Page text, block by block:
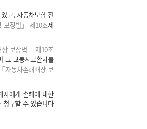
고, 자동차보험 진
보장법」 제10조제
상 보장법」 제10조
그 교통사고환자를
「자동차손해배상 보
에게 손해에 대한
청구할 수 있습니다